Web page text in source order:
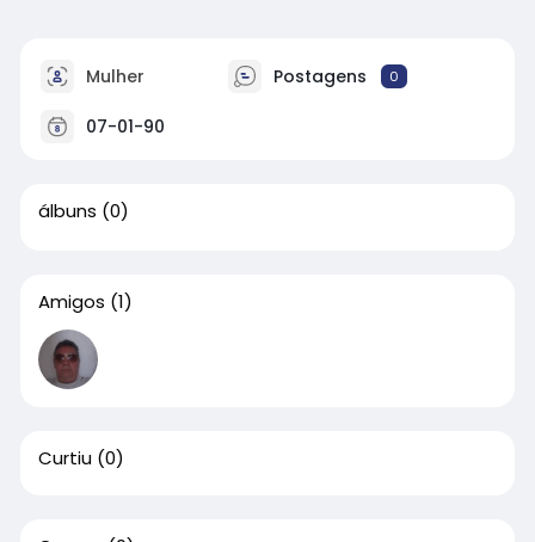
Mulher Postagens 0
07-01-90
álbuns (0)
Amigos (1)
Curtiu (0)